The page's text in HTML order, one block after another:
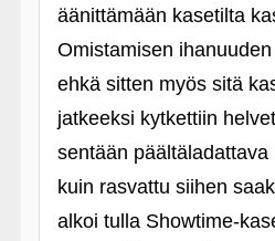
äänittämään kasetilta
Omistamisen
ehkä sitten myös sitä
jatkeeksi kytkettiin
sentään
kuin rasvattu siihen
alkoi tulla Showtime-